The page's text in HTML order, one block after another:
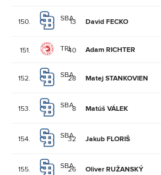
150. SBA13 David FECKO
151. TRI40 Adam RICHTER
152. SBA
28 Matej STANKOVIEN
153. SBA8 Matúš VÁLEK
154. SBA
32 Jakub FLORIŠ
155. SBA
26 Oliver RUŽANSKÝ